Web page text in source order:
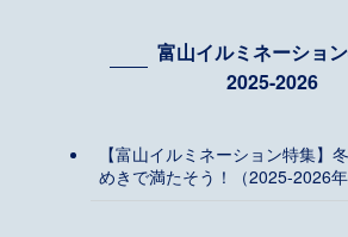
富山イルミネーショ
2025-2026
【富山イルミネーション特集】
めきで満たそう！（2025-2026年